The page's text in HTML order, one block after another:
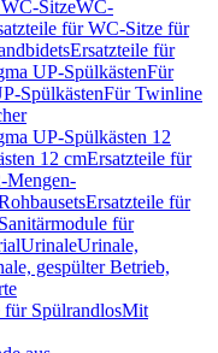
SitzeWC-
für WC-Sitze für
Ersatzteile für
UP-SpülkästenFür
SpülkästenFür Twinline
UP-Spülkästen 12
12 cmErsatzteile für
Mengen-
Ersatzteile für
Sanitärmodule für
UrinaleUrinale,
gespülter Betrieb,
für SpülrandlosMit